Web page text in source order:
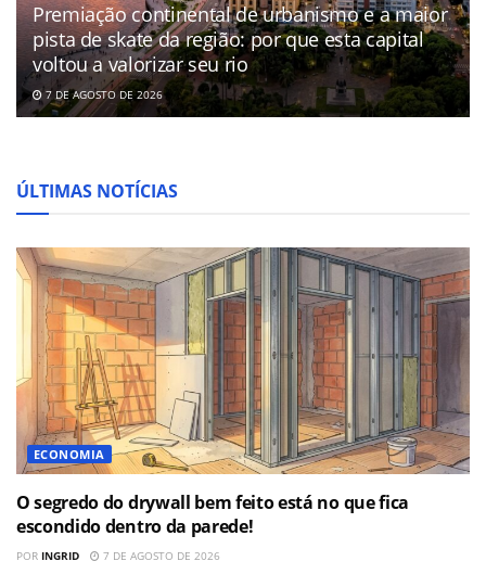
Premiação continental de urbanismo e a maior
pista de skate da região: por que esta capital
voltou a valorizar seu rio
7 DE AGOSTO DE 2026
ÚLTIMAS NOTÍCIAS
ECONOMIA
O segredo do drywall bem feito está no que fica
escondido dentro da parede!
POR INGRID 7 DE AGOSTO DE 2026